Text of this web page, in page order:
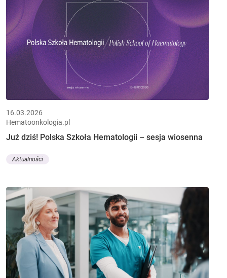
16.03.2026
Hematoonkologia.pl
Już dziś! Polska Szkoła Hematologii – sesja wiosenna
Aktualności